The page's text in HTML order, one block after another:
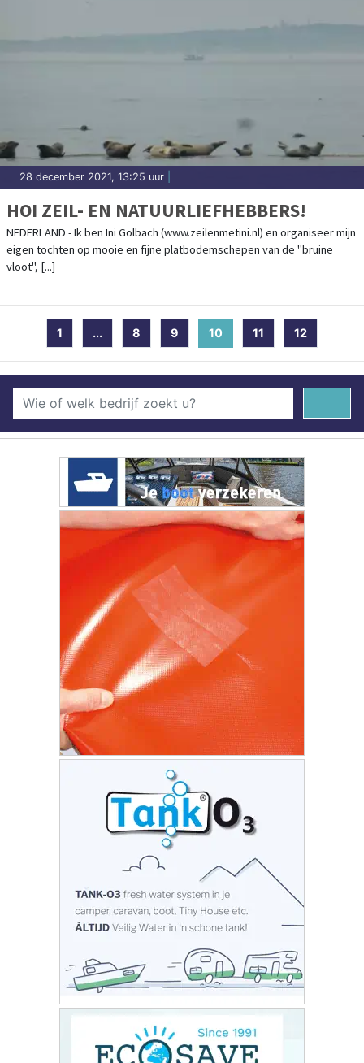
28 december 2021, 13:25 uur
HOI ZEIL- EN NATUURLIEFHEBBERS!
NEDERLAND - Ik ben Ini Golbach (www.zeilenmetini.nl) en organiseer mijn
eigen tochten op mooie en fijne platbodemschepen van de "bruine
vloot", [...]
1 ... 8 9 10 (current)
11 12